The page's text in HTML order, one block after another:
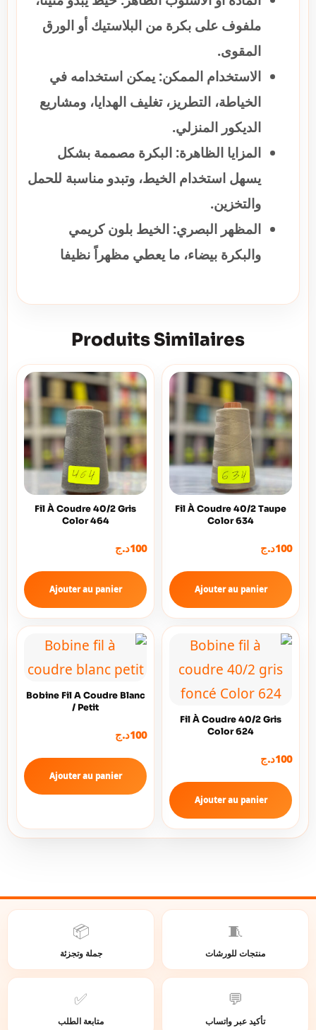
ملفوف على بكرة من البلاستيك أو الورق
المقوى.
الاستخدام الممكن: يمكن استخدامه في
الخياطة، التطريز، تغليف الهدايا، ومشاريع
الديكور المنزلي.
المزايا الظاهرة: البكرة مصممة بشكل
يسهل استخدام الخيط، وتبدو مناسبة للحمل
والتخزين.
المظهر البصري: الخيط بلون كريمي
والبكرة بيضاء، ما يعطي مظهراً نظيفا
Produits Similaires
Fil À Coudre 40/2 Taupe
Color 634
100د.ج
Ajouter au panier
Fil À Coudre 40/2 Gris
Color 464
100د.ج
Ajouter au panier
Fil À Coudre 40/2 Gris
Color 624
100د.ج
Ajouter au panier
Bobine Fil A Coudre Blanc
/ Petit
100د.ج
Ajouter au panier
🧵
منتجات للورشات
📦
جملة وتجزئة
💬
تأكيد عبر واتساب
✅
متابعة الطلب